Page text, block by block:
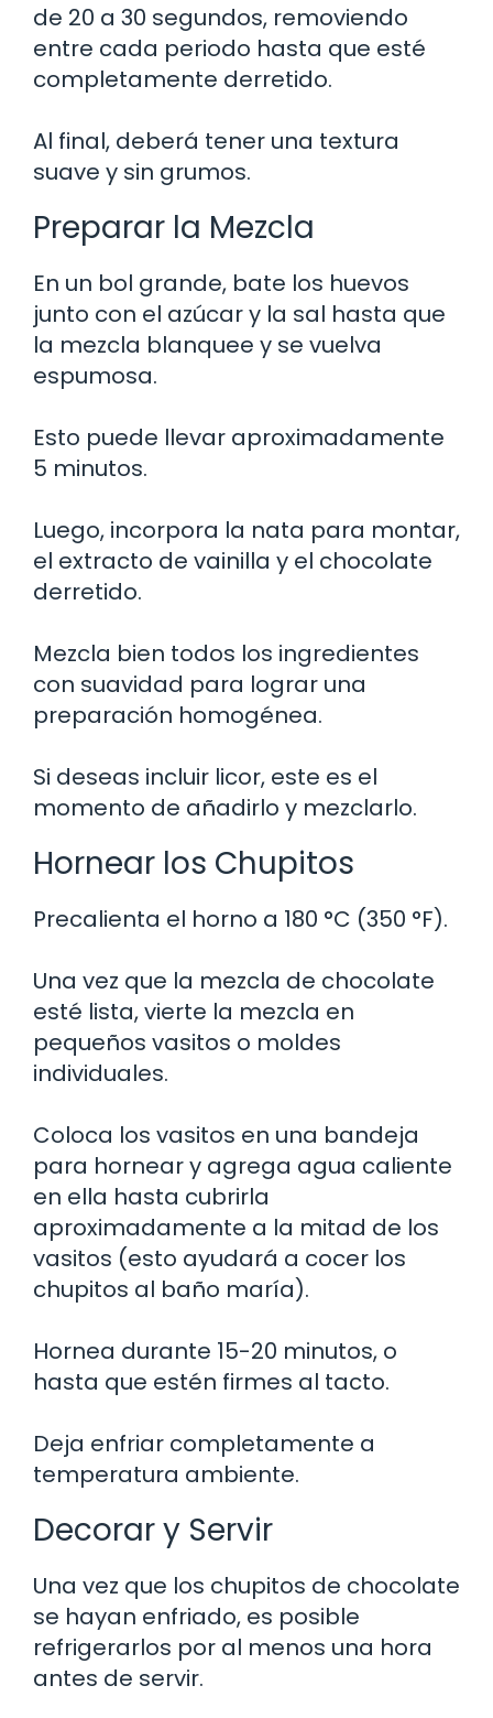
de 20 a 30 segundos, removiendo
entre cada periodo hasta que esté
completamente derretido.
Al final, deberá tener una textura
suave y sin grumos.
Preparar la Mezcla
En un bol grande, bate los huevos
junto con el azúcar y la sal hasta que
la mezcla blanquee y se vuelva
espumosa.
Esto puede llevar aproximadamente
5 minutos.
Luego, incorpora la nata para montar,
el extracto de vainilla y el chocolate
derretido.
Mezcla bien todos los ingredientes
con suavidad para lograr una
preparación homogénea.
Si deseas incluir licor, este es el
momento de añadirlo y mezclarlo.
Hornear los Chupitos
Precalienta el horno a 180 °C (350 °F).
Una vez que la mezcla de chocolate
esté lista, vierte la mezcla en
pequeños vasitos o moldes
individuales.
Coloca los vasitos en una bandeja
para hornear y agrega agua caliente
en ella hasta cubrirla
aproximadamente a la mitad de los
vasitos (esto ayudará a cocer los
chupitos al baño maría).
Hornea durante 15-20 minutos, o
hasta que estén firmes al tacto.
Deja enfriar completamente a
temperatura ambiente.
Decorar y Servir
Una vez que los chupitos de chocolate
se hayan enfriado, es posible
refrigerarlos por al menos una hora
antes de servir.